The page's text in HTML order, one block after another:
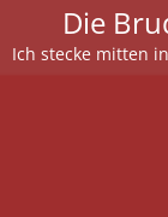
Die
Ich stecke mitten